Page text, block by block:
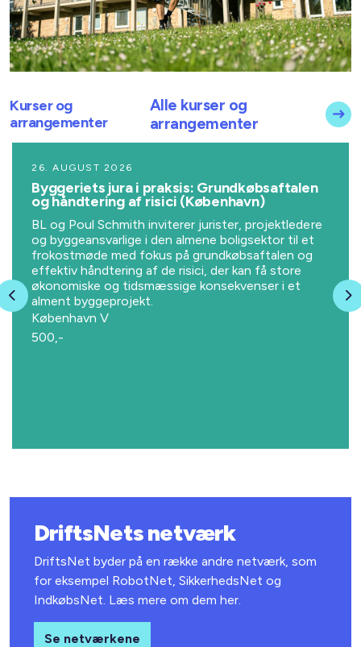
Kurser og
arrangementer
Alle kurser og
arrangementer
Previous
26. AUGUST 2026
Byggeriets jura i praksis: Grundkøbsaftalen
og håndtering af risici (København)
BL og Poul Schmith inviterer jurister, projektledere
og byggeansvarlige i den almene boligsektor til et
frokostmøde med fokus på grundkøbsaftalen og
effektiv håndtering af de risici, der kan få store
økonomiske og tidsmæssige konsekvenser i et
alment byggeprojekt.
København V
500,-
DriftsNets netværk
DriftsNet byder på en række andre netværk, som
for eksempel RobotNet, SikkerhedsNet og
IndkøbsNet. Læs mere om dem her.
Se netværkene